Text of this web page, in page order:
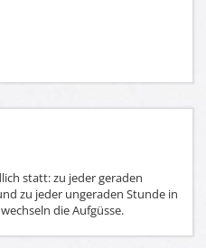
statt: zu jeder geraden
zu jeder ungeraden Stunde in
die Aufgüsse.